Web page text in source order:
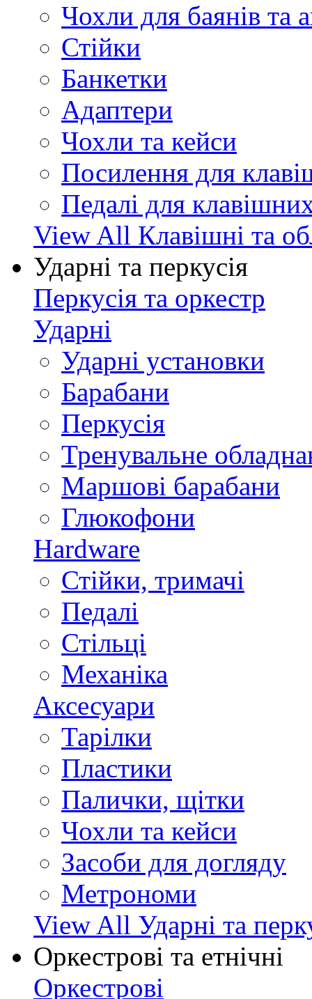
Чохли для баянів та
Стійки
Банкетки
Адаптери
Чохли та кейси
Посилення для
Педалі для
View All Клавішні та
Ударні та перкусія
Перкусія та оркестр
Ударні
Ударні установки
Барабани
Перкусія
Тренувальне
Маршові барабани
Глюкофони
Hardware
Стійки, тримачі
Педалі
Стільці
Механіка
Аксесуари
Тарілки
Пластики
Палички, щітки
Чохли та кейси
Засоби для догляду
Метрономи
View All Ударні та
Оркестрові та етнічні
Оркестрові